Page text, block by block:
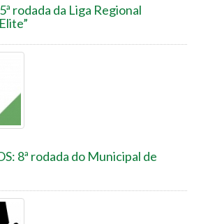
rodada da Liga Regional
8ª rodada do Municipal de